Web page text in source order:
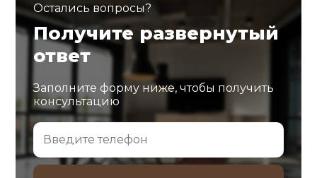
Остались вопросы?
Получите развернутый
ответ
Заполните форму ниже, чтобы получить
консультацию